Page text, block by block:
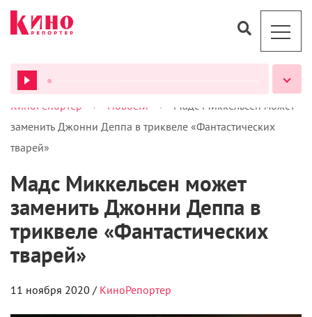
ВСЕ ПОДКАСТЫ
КиноРепортер > Новости >
Мадс Миккельсен может
заменить Джонни Деппа в триквеле «Фантастических
тварей»
Мадс Миккельсен может
заменить Джонни Деппа в
триквеле «Фантастических
тварей»
11 ноября 2020 / КиноРепортер